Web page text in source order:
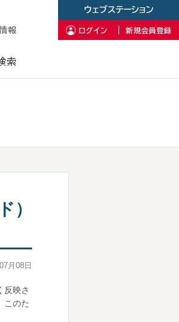
報
索
ウェブステーション
ログイン 新規会員登録
）
月08日
反映さ
このた